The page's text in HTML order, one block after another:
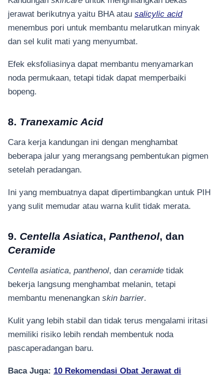
jerawat berikutnya yaitu BHA atau salicylic acid
menembus pori untuk membantu melarutkan minyak
dan sel kulit mati yang menyumbat.
Efek eksfoliasinya dapat membantu menyamarkan
noda permukaan, tetapi tidak dapat memperbaiki
bopeng.
8. Tranexamic Acid
Cara kerja kandungan ini dengan menghambat
beberapa jalur yang merangsang pembentukan pigmen
setelah peradangan.
Ini yang membuatnya dapat dipertimbangkan untuk PIH
yang sulit memudar atau warna kulit tidak merata.
9. Centella Asiatica, Panthenol, dan
Ceramide
Centella asiatica panthenol , dan ceramide tidak
bekerja langsung menghambat melanin, tetapi
membantu menenangkan skin barrier.
Kulit yang lebih stabil dan tidak terus mengalami iritasi
memiliki risiko lebih rendah membentuk noda
pascaperadangan baru.
Baca Juga: 10 Rekomendasi Obat Jerawat di